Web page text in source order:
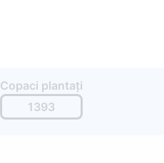
Copaci plantați
1393